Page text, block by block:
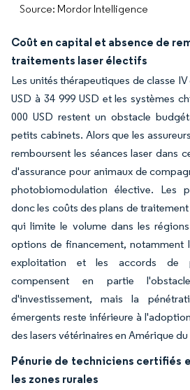
Source: Mordor Intelligence
Coût en capital et absence de
traitements laser électifs
Les unités thérapeutiques de classe
USD à 34 999 USD et les systèmes
000 USD restent un obstacle
petits cabinets. Alors que les
remboursent les séances laser dans
d'assurance pour animaux de
photobiomodulation élective. Les
donc les coûts des plans de
qui limite le volume dans les
options de financement, notamment
exploitation et les accords de
compensent en partie
d'investissement, mais la
émergents reste inférieure à
des lasers vétérinaires en Amérique
Pénurie de techniciens certifiés
les zones rurales